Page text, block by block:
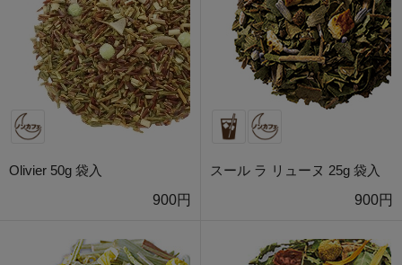
Olivier 50g 袋入
900円
スール ラ リューヌ 25g 袋入
900円